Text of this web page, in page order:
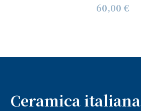
60,00 €
Ceramica italiana